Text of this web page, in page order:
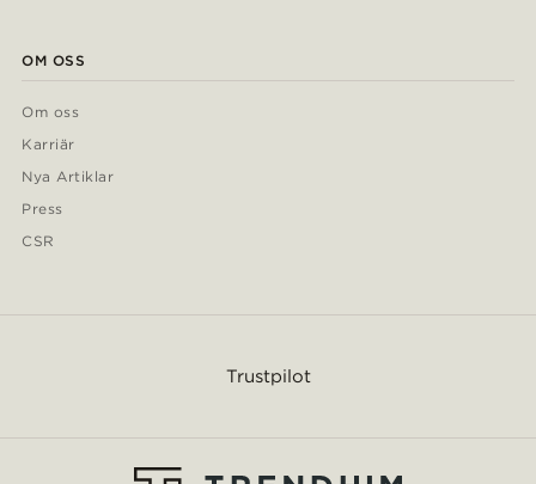
OM OSS
Om oss
Karriär
Nya Artiklar
Press
CSR
Trustpilot